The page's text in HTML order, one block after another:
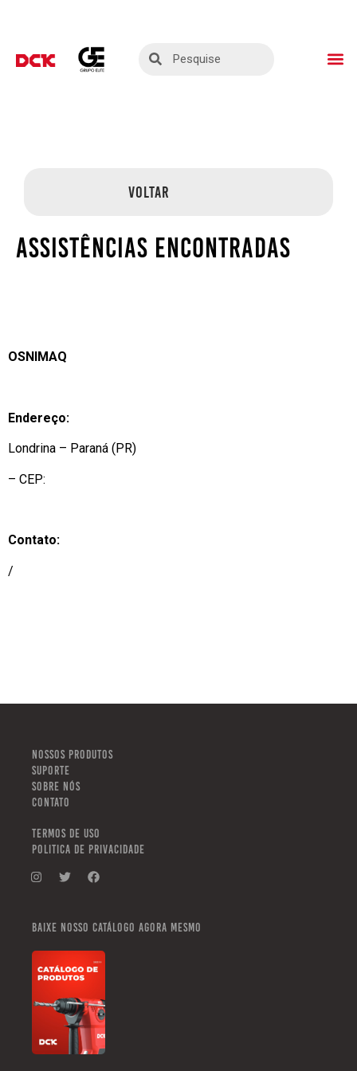
VOLTAR
ASSISTÊNCIAS ENCONTRADAS
OSNIMAQ
Endereço:
Londrina – Paraná (PR)
– CEP:
Contato:
/
NOSSOS PRODUTOS
SUPORTE
SOBRE NÓS
CONTATO
TERMOS DE USO
POLITICA DE PRIVACIDADE
Baixe nosso catálogo agora mesmo